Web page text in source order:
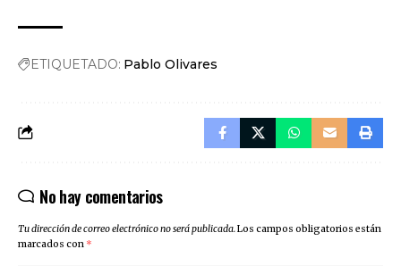
ETIQUETADO: Pablo Olivares
No hay comentarios
Tu dirección de correo electrónico no será publicada.Los campos obligatorios están
marcados con *